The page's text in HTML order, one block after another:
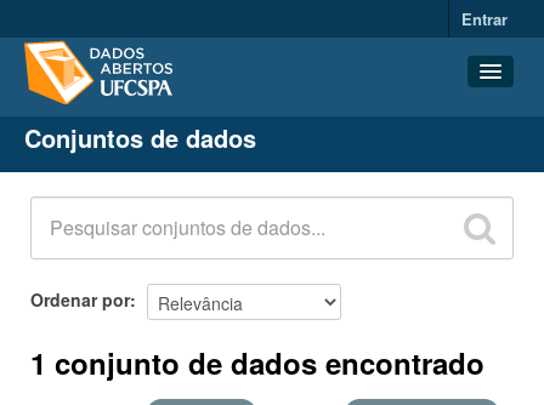
Entrar
Conjuntos de dados
Organizações
Grupos
Sobre
Conjuntos de dados
Ordenar por
1 conjunto de dados encontrado